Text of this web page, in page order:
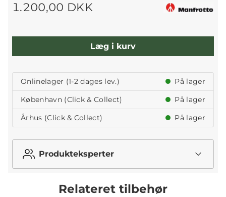
1.200,00 DKK
Læg i kurv
Onlinelager (1-2 dages lev.)
På lager
København (Click & Collect)
På lager
Århus (Click & Collect)
På lager
Produkteksperter
Relateret tilbehør